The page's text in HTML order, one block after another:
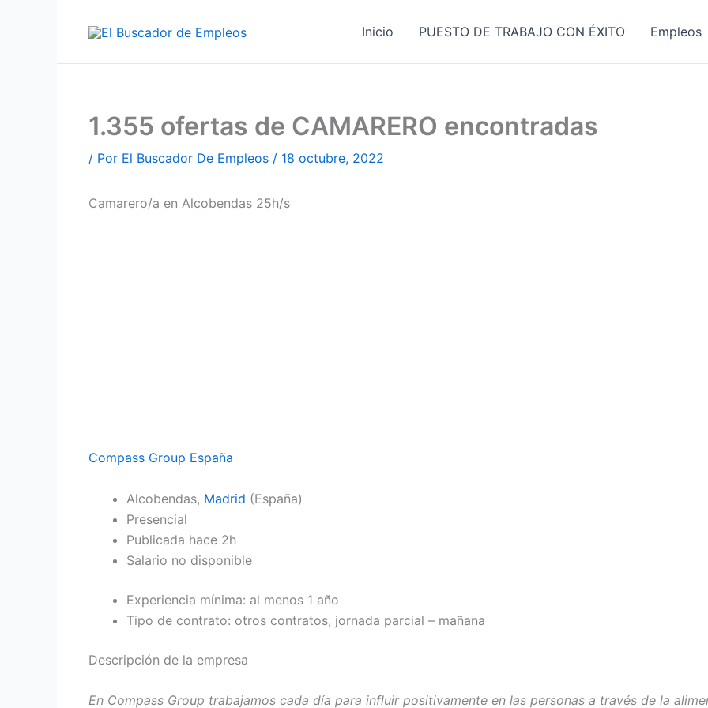
Inicio PUESTO DE TRABAJO CON ÉXITO Empleos
1.355 ofertas de CAMARERO encontradas
/ Por El Buscador De Empleos / 18 octubre, 2022
Camarero/a en Alcobendas 25h/s
Compass Group España
Alcobendas, Madrid (España)
Presencial
Publicada hace 2h
Salario no disponible
Experiencia mínima: al menos 1 año
Tipo de contrato: otros contratos, jornada parcial – mañana
Descripción de la empresa
En Compass Group trabajamos cada día para influir positivamente en las personas a través de la